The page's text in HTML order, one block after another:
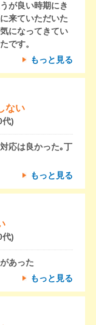
が良い時期にき
来ていただいた
になってきてい
です。
もっと見る
ない
代)
応は良かった｡丁
もっと見る
代)
あった
もっと見る